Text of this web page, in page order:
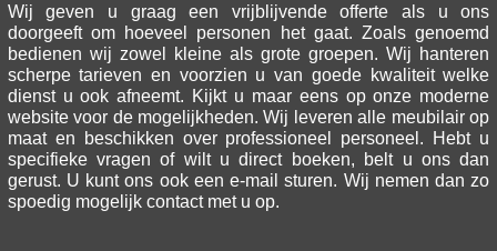
Wij geven u graag een vrijblijvende offerte als u ons
doorgeeft om hoeveel personen het gaat. Zoals genoemd
bedienen wij zowel kleine als grote groepen. Wij hanteren
scherpe tarieven en voorzien u van goede kwaliteit welke
dienst u ook afneemt. Kijkt u maar eens op onze moderne
website voor de mogelijkheden. Wij leveren alle meubilair op
maat en beschikken over professioneel personeel. Hebt u
specifieke vragen of wilt u direct boeken, belt u ons dan
gerust. U kunt ons ook een e-mail sturen. Wij nemen dan zo
spoedig mogelijk contact met u op.